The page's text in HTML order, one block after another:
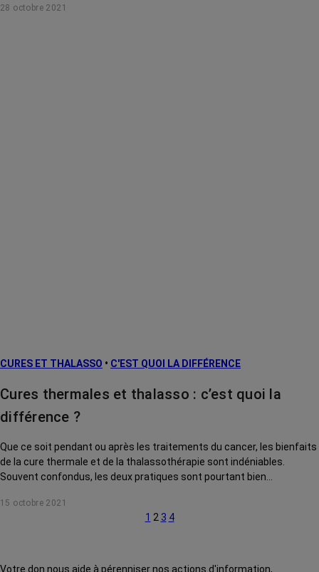
28 octobre 2021
CURES ET THALASSO • C'EST QUOI LA DIFFÉRENCE
Cures thermales et thalasso : c’est quoi la
différence ?
Que ce soit pendant ou après les traitements du cancer, les bienfaits
de la cure thermale et de la thalassothérapie sont indéniables.
Souvent confondus, les deux pratiques sont pourtant bien
charge. Mais alors laquelle choisir ? On vous explique.
15 octobre 2021
1 2 3 4
Votre don nous aide à pérenniser nos actions d'information,